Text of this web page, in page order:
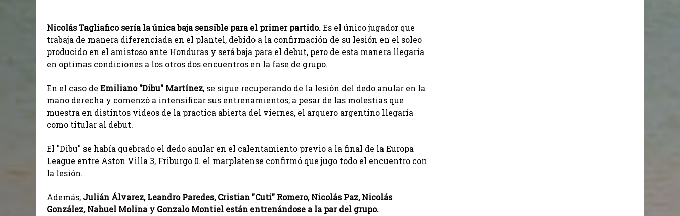
Nicolás Tagliafico sería la única baja sensible para el primer partido.Es el único jugador que
trabaja de manera diferenciada en el plantel, debido a la confirmación de su lesión en el soleo
producido en el amistoso ante Honduras y será baja para el debut, pero de esta manera llegaría
en optimas condiciones a los otros dos encuentros en la fase de grupo.
En el caso de Emiliano "Dibu" Martínez, se sigue recuperando de la lesión del dedo anular en la
mano derecha y comenzó a intensificar sus entrenamientos; a pesar de las molestias que
muestra en distintos videos de la practica abierta del viernes, el arquero argentino llegaría
como titular al debut.
El "Dibu" se había quebrado el dedo anular en el calentamiento previo a la final de la Europa
League entre Aston Villa 3, Friburgo 0. el marplatense confirmó que jugo todo el encuentro con
la lesión.
Además, Julián Álvarez, Leandro Paredes, Cristian "Cuti" Romero, Nicolás Paz, Nicolás
González, Nahuel Molina y Gonzalo Montiel están entrenándose a la par del grupo.